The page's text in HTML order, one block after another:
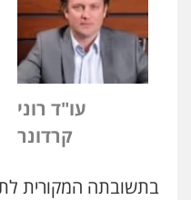
עו"ד רוני
קרדונר
בתשובתה המקורית